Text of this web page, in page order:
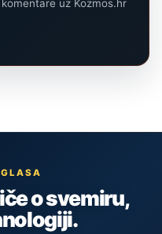
uz Kozmos.hr
o svemiru,